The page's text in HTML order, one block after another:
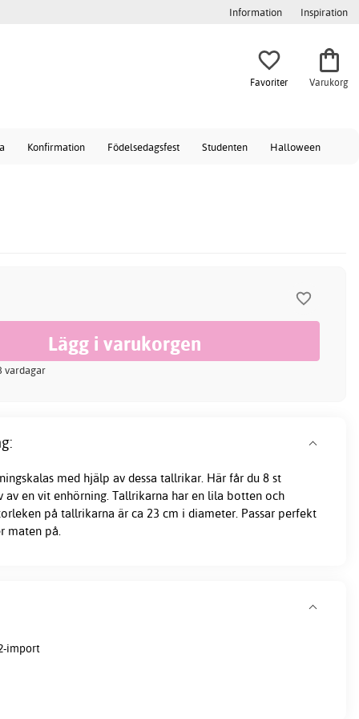
Information Inspiration
Favoriter Varukorg
Konfirmation Födelsedagsfest Studenten Halloween
vardagar
med hjälp av dessa tallrikar. Här får du 8 st
en vit enhörning. Tallrikarna har en lila botten och
på tallrikarna är ca 23 cm i diameter. Passar perfekt
maten på.
import